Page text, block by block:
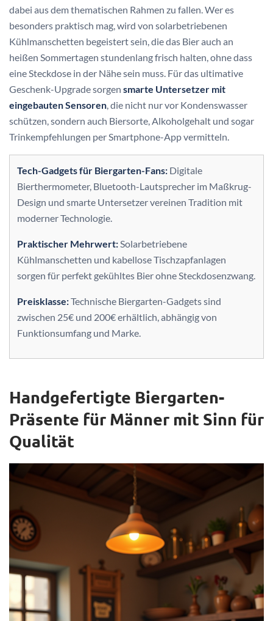
dabei aus dem thematischen Rahmen zu fallen. Wer es
besonders praktisch mag, wird von solarbetriebenen
Kühlmanschetten begeistert sein, die das Bier auch an
heißen Sommertagen stundenlang frisch halten, ohne dass
eine Steckdose in der Nähe sein muss. Für das ultimative
Geschenk-Upgrade sorgen smarte Untersetzer mit
eingebauten Sensoren, die nicht nur vor Kondenswasser
schützen, sondern auch Biersorte, Alkoholgehalt und sogar
Trinkempfehlungen per Smartphone-App vermitteln.
Tech-Gadgets für Biergarten-Fans: Digitale
Bierthermometer, Bluetooth-Lautsprecher im Maßkrug-
Design und smarte Untersetzer vereinen Tradition mit
moderner Technologie.
Praktischer Mehrwert:Solarbetriebene
Kühlmanschetten und kabellose Tischzapfanlagen
sorgen für perfekt gekühltes Bier ohne Steckdosenzwang.
Preisklasse:Technische Biergarten-Gadgets sind
zwischen 25€ und 200€ erhältlich, abhängig von
Funktionsumfang und Marke.
Handgefertigte Biergarten-
Präsente für Männer mit Sinn für
Qualität